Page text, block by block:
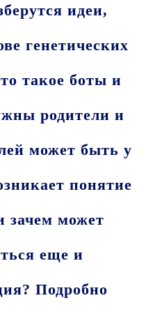
идеи,
генетических
такое боты и
родители и
может быть у
понятие
зачем может
еще и
Подробно